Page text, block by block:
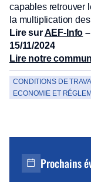
capables retrouver
la multiplication
Lire surAEF-Info
15/11/2024
Lire notre
CONDITIONS DE
ECONOMIE ET
Prochains